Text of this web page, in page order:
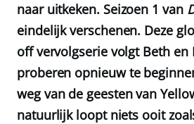
naar uitkeken. Seizoen 1 van
eindelijk verschenen. Deze
off vervolgserie volgt Beth en
proberen opnieuw te
weg van de geesten van
natuurlijk loopt niets ooit